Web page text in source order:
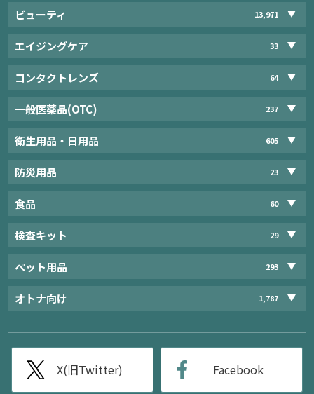
ビューティ 13,971
エイジングケア 33
コンタクトレンズ 64
一般医薬品(OTC) 237
衛生用品・日用品 605
防災用品 23
食品 60
検査キット 29
ペット用品 293
オトナ向け 1,787
X(旧Twitter) Facebook